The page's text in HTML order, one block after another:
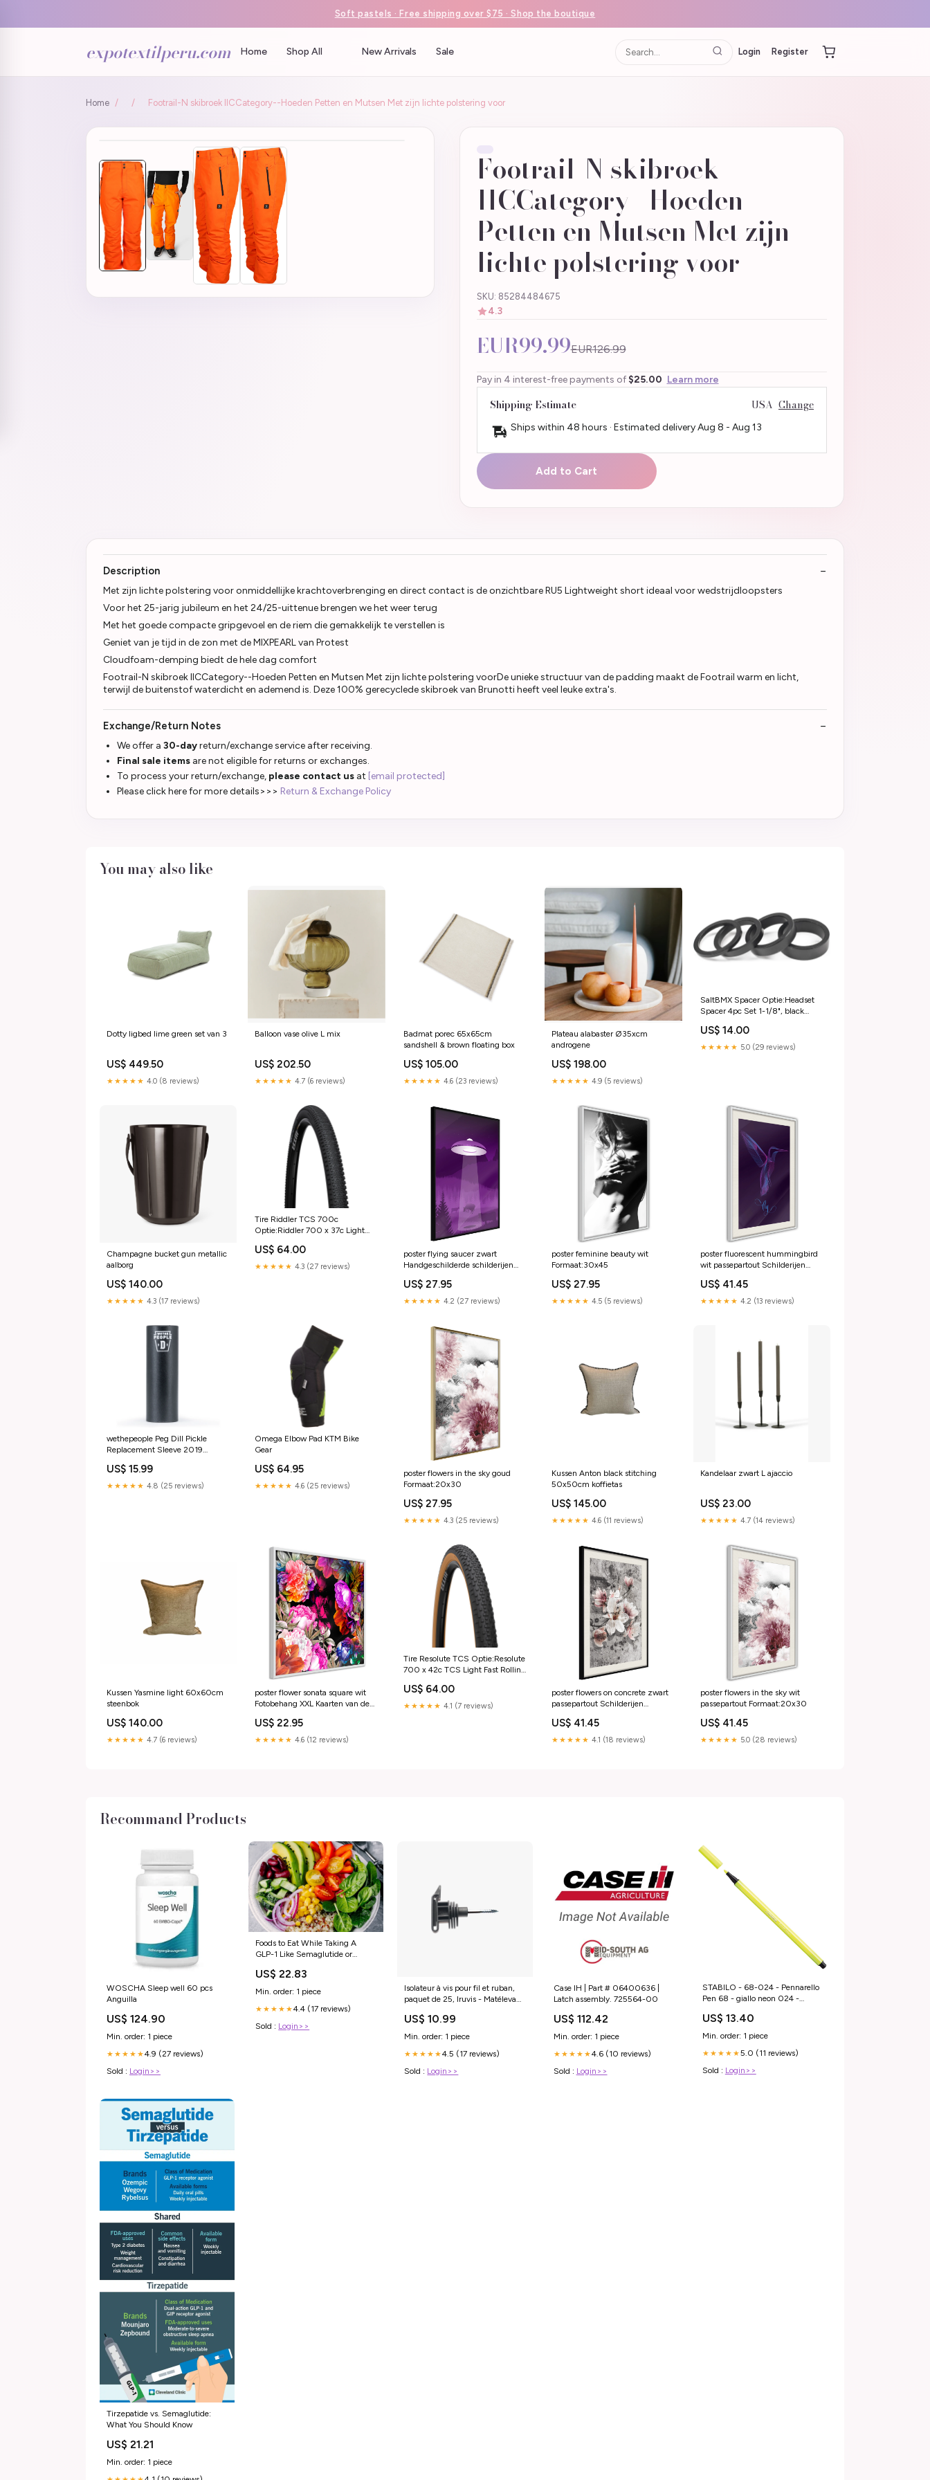
Soft pastels · Free shipping over $75 · Shop the boutique
expotextilperu.com Home Shop All New Arrivals Sale Login Register
Home / / Footrail-N skibroek IICCategory--Hoeden Petten en Mutsen Met zijn lichte polstering voor
Footrail-N skibroek
IICCategory--Hoeden
Petten en Mutsen Met zijn
lichte polstering voor
SKU: 85284484675
4.3
EUR99.99EUR126.99
Pay in 4 interest-free payments of $25.00 Learn more
Shipping Estimate USA Change
Ships within 48 hours · Estimated deliveryAug 8 - Aug 13
Add to Cart
Description
Met zijn lichte polstering voor onmiddellijke krachtoverbrenging en direct contact is de onzichtbare RU5 Lightweight short ideaal voor wedstrijdloopsters
Voor het 25-jarig jubileum en het 24/25-uittenue brengen we het weer terug
Met het goede compacte gripgevoel en de riem die gemakkelijk te verstellen is
Geniet van je tijd in de zon met de MIXPEARL van Protest
Cloudfoam-demping biedt de hele dag comfort
Footrail-N skibroek IICCategory--Hoeden Petten en Mutsen Met zijn lichte polstering voorDe unieke structuur van de padding maakt de Footrail warm en licht,
terwijl de buitenstof waterdicht en ademend is. Deze 100% gerecyclede skibroek van Brunotti heeft veel leuke extra's.
Exchange/Return Notes
We offer a 30-dayreturn/exchange service after receiving.
Final sale items are not eligible for returns or exchanges.
To process your return/exchange, please contact us at [email protected]
Please click here for more details>>> Return & Exchange Policy
You may also like
Dotty ligbed lime green set van 3
US$ 449.50
★★★★★ 4.0 (8 reviews)
Balloon vase olive L mix
US$ 202.50
★★★★★ 4.7 (6 reviews)
Badmat porec 65x65cm
sandshell & brown floating box
US$ 105.00
★★★★★ 4.6 (23 reviews)
Plateau alabaster Ø35xcm
androgene
US$ 198.00
★★★★★ 4.9 (5 reviews)
SaltBMX Spacer Optie:Headset
Spacer 4pc Set 1-1/8", black
US$ 14.00
★★★★★ 5.0 (29 reviews)
Champagne bucket gun metallic
aalborg
US$ 140.00
★★★★★ 4.3 (17 reviews)
Tire Riddler TCS 700c
Optie:Riddler 700 x 37c Light
US$ 64.00
★★★★★ 4.3 (27 reviews)
poster flying saucer zwart
Handgeschilderde schilderijen
US$ 27.95
★★★★★ 4.2 (27 reviews)
poster feminine beauty wit
Formaat:30x45
US$ 27.95
★★★★★ 4.5 (5 reviews)
poster fluorescent hummingbird
wit passepartout Schilderijen
US$ 41.45
★★★★★ 4.2 (13 reviews)
wethepeople Peg Dill Pickle
Replacement Sleeve 2019
piece, black
US$ 15.99
★★★★★ 4.8 (25 reviews)
Omega Elbow Pad KTM Bike
Gear
US$ 64.95
★★★★★ 4.6 (25 reviews)
poster flowers in the sky goud
Formaat:20x30
US$ 27.95
★★★★★ 4.3 (25 reviews)
Kussen Anton black stitching
50x50cm koffietas
US$ 145.00
★★★★★ 4.6 (11 reviews)
Kandelaar zwart L ajaccio
US$ 23.00
★★★★★ 4.7 (14 reviews)
Kussen Yasmine light 60x60cm
steenbok
US$ 140.00
★★★★★ 4.7 (6 reviews)
poster flower sonata square wit
Fotobehang XXL Kaarten van de
US$ 22.95
★★★★★ 4.6 (12 reviews)
Tire Resolute TCS Optie:Resolute
700 x 42c TCS Light Fast Rolling
US$ 64.00
★★★★★ 4.1 (7 reviews)
poster flowers on concrete zwart
passepartout Schilderijen
US$ 41.45
★★★★★ 4.1 (18 reviews)
poster flowers in the sky wit
passepartout Formaat:20x30
US$ 41.45
★★★★★ 5.0 (28 reviews)
Recommand Products
WOSCHA Sleep well 60 pcs
Anguilla
US$ 124.90
Min. order: 1 piece
★★★★★4.9 (27 reviews)
Sold : Login>>
Foods to Eat While Taking A
GLP-1 Like Semaglutide or
US$ 22.83
Min. order: 1 piece
★★★★★4.4 (17 reviews)
Sold : Login>>
Isolateur à vis pour fil et ruban,
paquet de 25, Iruvis - Matélevage
US$ 10.99
Min. order: 1 piece
★★★★★4.5 (17 reviews)
Sold : Login>>
Case IH | Part # 06400636 |
Latch assembly. 725564-00
US$ 112.42
Min. order: 1 piece
★★★★★4.6 (10 reviews)
Sold : Login>>
STABILO - 68-024 - Pennarello
Pen 68 - giallo neon 024 -
Conf. da 10 Pz.:68-024
US$ 13.40
Min. order: 1 piece
★★★★★5.0 (11 reviews)
Sold : Login>>
Tirzepatide vs. Semaglutide:
What You Should Know
US$ 21.21
Min. order: 1 piece